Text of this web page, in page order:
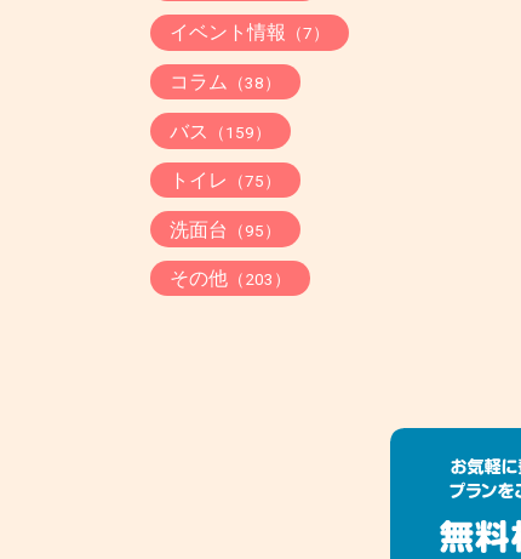
イベント情報 （7）
コラム （38）
バス （159）
トイレ （75）
洗面台 （95）
その他（203）